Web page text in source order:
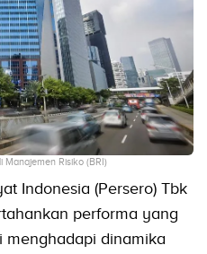
Manajemen Risiko (BRI)
Indonesia (Persero) Tbk
performa yang
menghadapi dinamika